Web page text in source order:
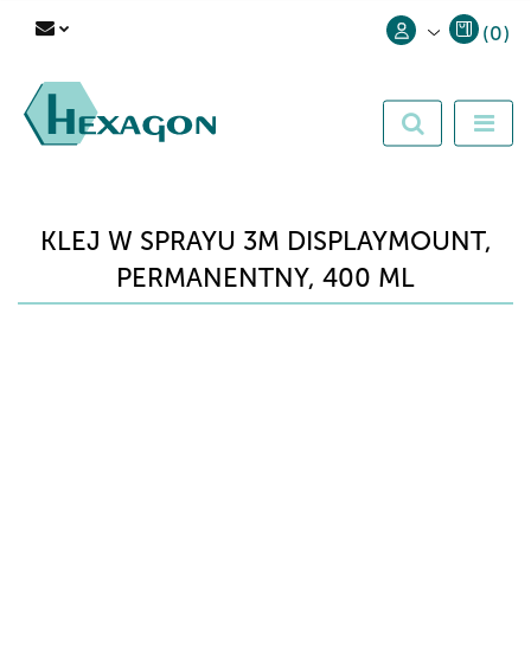
Zarejestruj się
(0)
KLEJ W SPRAYU 3M DISPLAYMOUNT,
PERMANENTNY, 400 ML